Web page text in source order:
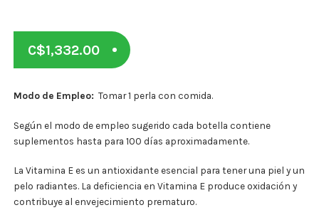
Sueño
Diabetes
Para Hombres
Multivitaminas Adultos 18 A 49 Años
C$1,332.00
Modo de Empleo: Tomar 1 perla con comida.
Según el modo de empleo sugerido cada botella contiene
suplementos hasta para 100 días aproximadamente.
La Vitamina E es un antioxidante esencial para tener una piel y un
pelo radiantes. La deficiencia en Vitamina E produce oxidación y
contribuye al envejecimiento prematuro.